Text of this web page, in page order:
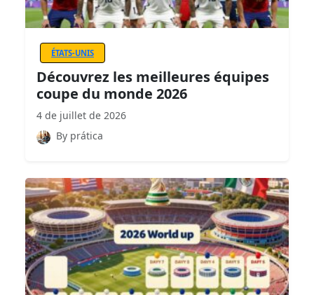
ÉTATS-UNIS
Découvrez les meilleures équipes
coupe du monde 2026
4 de juillet de 2026
By prática